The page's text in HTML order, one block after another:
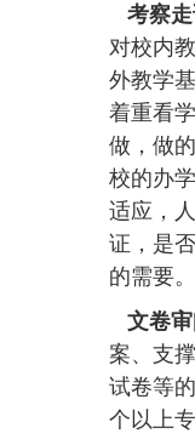
考察
对校内
外教学
着重看
做，做
校的办
适应，
证，是
的需要。
文卷审
案、支
试卷等
个以上